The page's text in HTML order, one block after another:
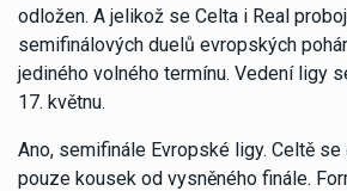
odložen. A jelikož se Celta i Real
semifinálových duelů evropských
jediného volného termínu. Vedení ligy
17. květnu.
Ano, semifinále Evropské ligy. Celtě
pouze kousek od vysněného finále.